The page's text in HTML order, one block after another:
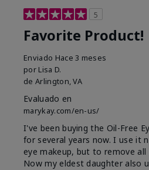
5
Favorite Product!
Enviado Hace 3 meses
por Lisa D.
de Arlington, VA
Evaluado en
marykay.com/en-us/
I've been buying the Oil-Free
for several years now. I use it
eye makeup, but to remove all
Now my eldest daughter also